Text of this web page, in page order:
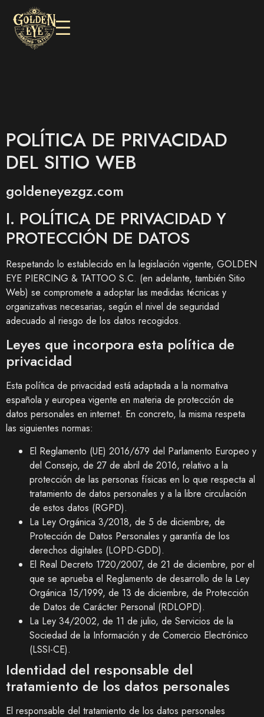
POLÍTICA DE PRIVACIDAD
DEL SITIO WEB
goldeneyezgz.com
I. POLÍTICA DE PRIVACIDAD Y
PROTECCIÓN DE DATOS
Respetando lo establecido en la legislación vigente, GOLDEN
EYE PIERCING & TATTOO S.C. (en adelante, también Sitio
Web) se compromete a adoptar las medidas técnicas y
organizativas necesarias, según el nivel de seguridad
adecuado al riesgo de los datos recogidos.
Leyes que incorpora esta política de
privacidad
Esta política de privacidad está adaptada a la normativa
española y europea vigente en materia de protección de
datos personales en internet. En concreto, la misma respeta
las siguientes normas:
El Reglamento (UE) 2016/679 del Parlamento Europeo y
del Consejo, de 27 de abril de 2016, relativo a la
protección de las personas físicas en lo que respecta al
tratamiento de datos personales y a la libre circulación
de estos datos (RGPD).
La Ley Orgánica 3/2018, de 5 de diciembre, de
Protección de Datos Personales y garantía de los
derechos digitales (LOPD-GDD).
El Real Decreto 1720/2007, de 21 de diciembre, por el
que se aprueba el Reglamento de desarrollo de la Ley
Orgánica 15/1999, de 13 de diciembre, de Protección
de Datos de Carácter Personal (RDLOPD).
La Ley 34/2002, de 11 de julio, de Servicios de la
Sociedad de la Información y de Comercio Electrónico
(LSSI-CE).
Identidad del responsable del
tratamiento de los datos personales
El responsable del tratamiento de los datos personales